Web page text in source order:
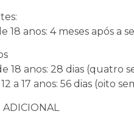
18 anos: 4 meses após a
18 anos: 28 dias (quatro
a 17 anos: 56 dias (oito
ADICIONAL